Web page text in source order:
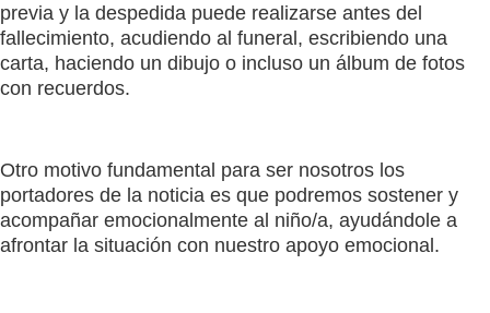
previa y la despedida puede realizarse antes del
fallecimiento, acudiendo al funeral, escribiendo una
carta, haciendo un dibujo o incluso un álbum de fotos
con recuerdos.
Otro motivo fundamental para ser nosotros los
portadores de la noticia es que podremos sostener y
acompañar emocionalmente al niño/a, ayudándole a
afrontar la situación con nuestro apoyo emocional.